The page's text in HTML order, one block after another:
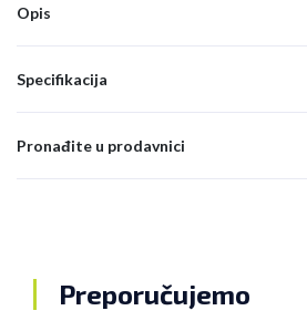
Opis
Specifikacija
Pronađite u prodavnici
Preporučujemo